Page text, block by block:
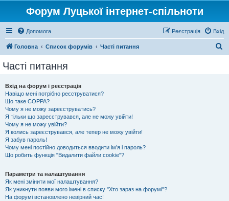
Форум Луцької інтернет-спільноти
Допомога Вхід
Реєстрація
Головна Список форумів Часті питання
Часті питання
Вхід на форум і реєстрація
Навіщо мені потрібно реєструватися?
Що таке COPPA?
Чому я не можу зареєструватись?
Я тільки що зареєструвався, але не можу увійти!
Чому я не можу увійти?
Я колись зареєструвався, але тепер не можу увійти!
Я забув пароль!
Чому мені постійно доводиться вводити ім’я і пароль?
Що робить функція "Видалити файли cookie"?
Параметри та налаштування
Як мені змінити мої налаштування?
Як уникнути появи мого імені в списку "Хто зараз на форумі"?
На форумі встановлено невірний час!